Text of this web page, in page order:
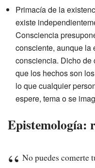
Primacía de la
existe
Consciencia
consciente, aunque la
consciencia. Dicho de
que los hechos son
lo que cualquier
espere, tema o se
Epistemología:
No puedes comerte